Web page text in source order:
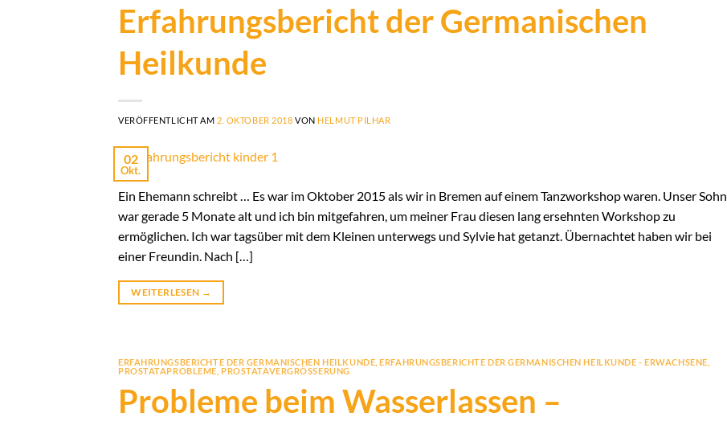
Erfahrungsbericht der Germanischen
Heilkunde
VERÖFFENTLICHT AM 2. OKTOBER 2018 VON HELMUT PILHAR
02
Okt.
Ein Ehemann schreibt … Es war im Oktober 2015 als wir in Bremen auf einem Tanzworkshop waren. Unser Sohn
war gerade 5 Monate alt und ich bin mitgefahren, um meiner Frau diesen lang ersehnten Workshop zu
ermöglichen. Ich war tagsüber mit dem Kleinen unterwegs und Sylvie hat getanzt. Übernachtet haben wir bei
einer Freundin. Nach […]
WEITERLESEN →
ERFAHRUNGSBERICHTE DER GERMANISCHEN HEILKUNDE ,ERFAHRUNGSBERICHTE DER GERMANISCHEN HEILKUNDE - ERWACHSENE
PROSTATAPROBLEME ,PROSTATAVERGRÖSSERUNG
Probleme beim Wasserlassen –